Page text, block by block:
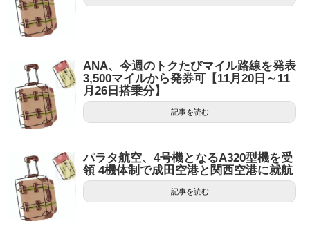
ANA、今週のトクたびマイル路線を発表
3,500マイルから発券可【11月20日～11
月26日搭乗分】
記事を読む
パラタ航空、4号機となるA320型機を受
領 4機体制で成田空港と関西空港に就航
記事を読む